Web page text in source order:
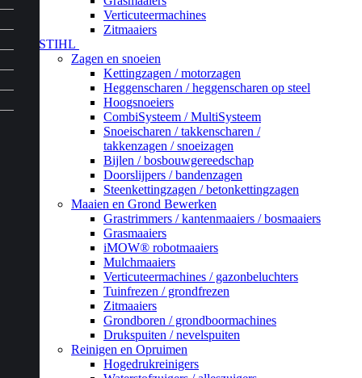
Verticuteermachines
Zitmaaiers
STIHL
Zagen en snoeien
Kettingzagen / motorzagen
Heggenscharen / heggenscharen op steel
Hoogsnoeiers
CombiSysteem / MultiSysteem
Snoeischaren / takkenscharen /
takkenzagen / snoeizagen
Bijlen / bosbouwgereedschap
Doorslijpers / bandenzagen
Steenkettingzagen / betonkettingzagen
Maaien en Grond Bewerken
Grastrimmers / kantenmaaiers / bosmaaiers
Grasmaaiers
iMOW® robotmaaiers
Mulchmaaiers
Verticuteermachines / gazonbeluchters
Tuinfrezen / grondfrezen
Zitmaaiers
Grondboren / grondboormachines
Drukspuiten / nevelspuiten
Reinigen en Opruimen
Hogedrukreinigers